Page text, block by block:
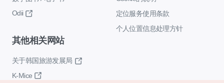
Odii
定位服务使用条款
个人位置信息处理方针
其他相关网站
关于韩国旅游发展局
K-Mice